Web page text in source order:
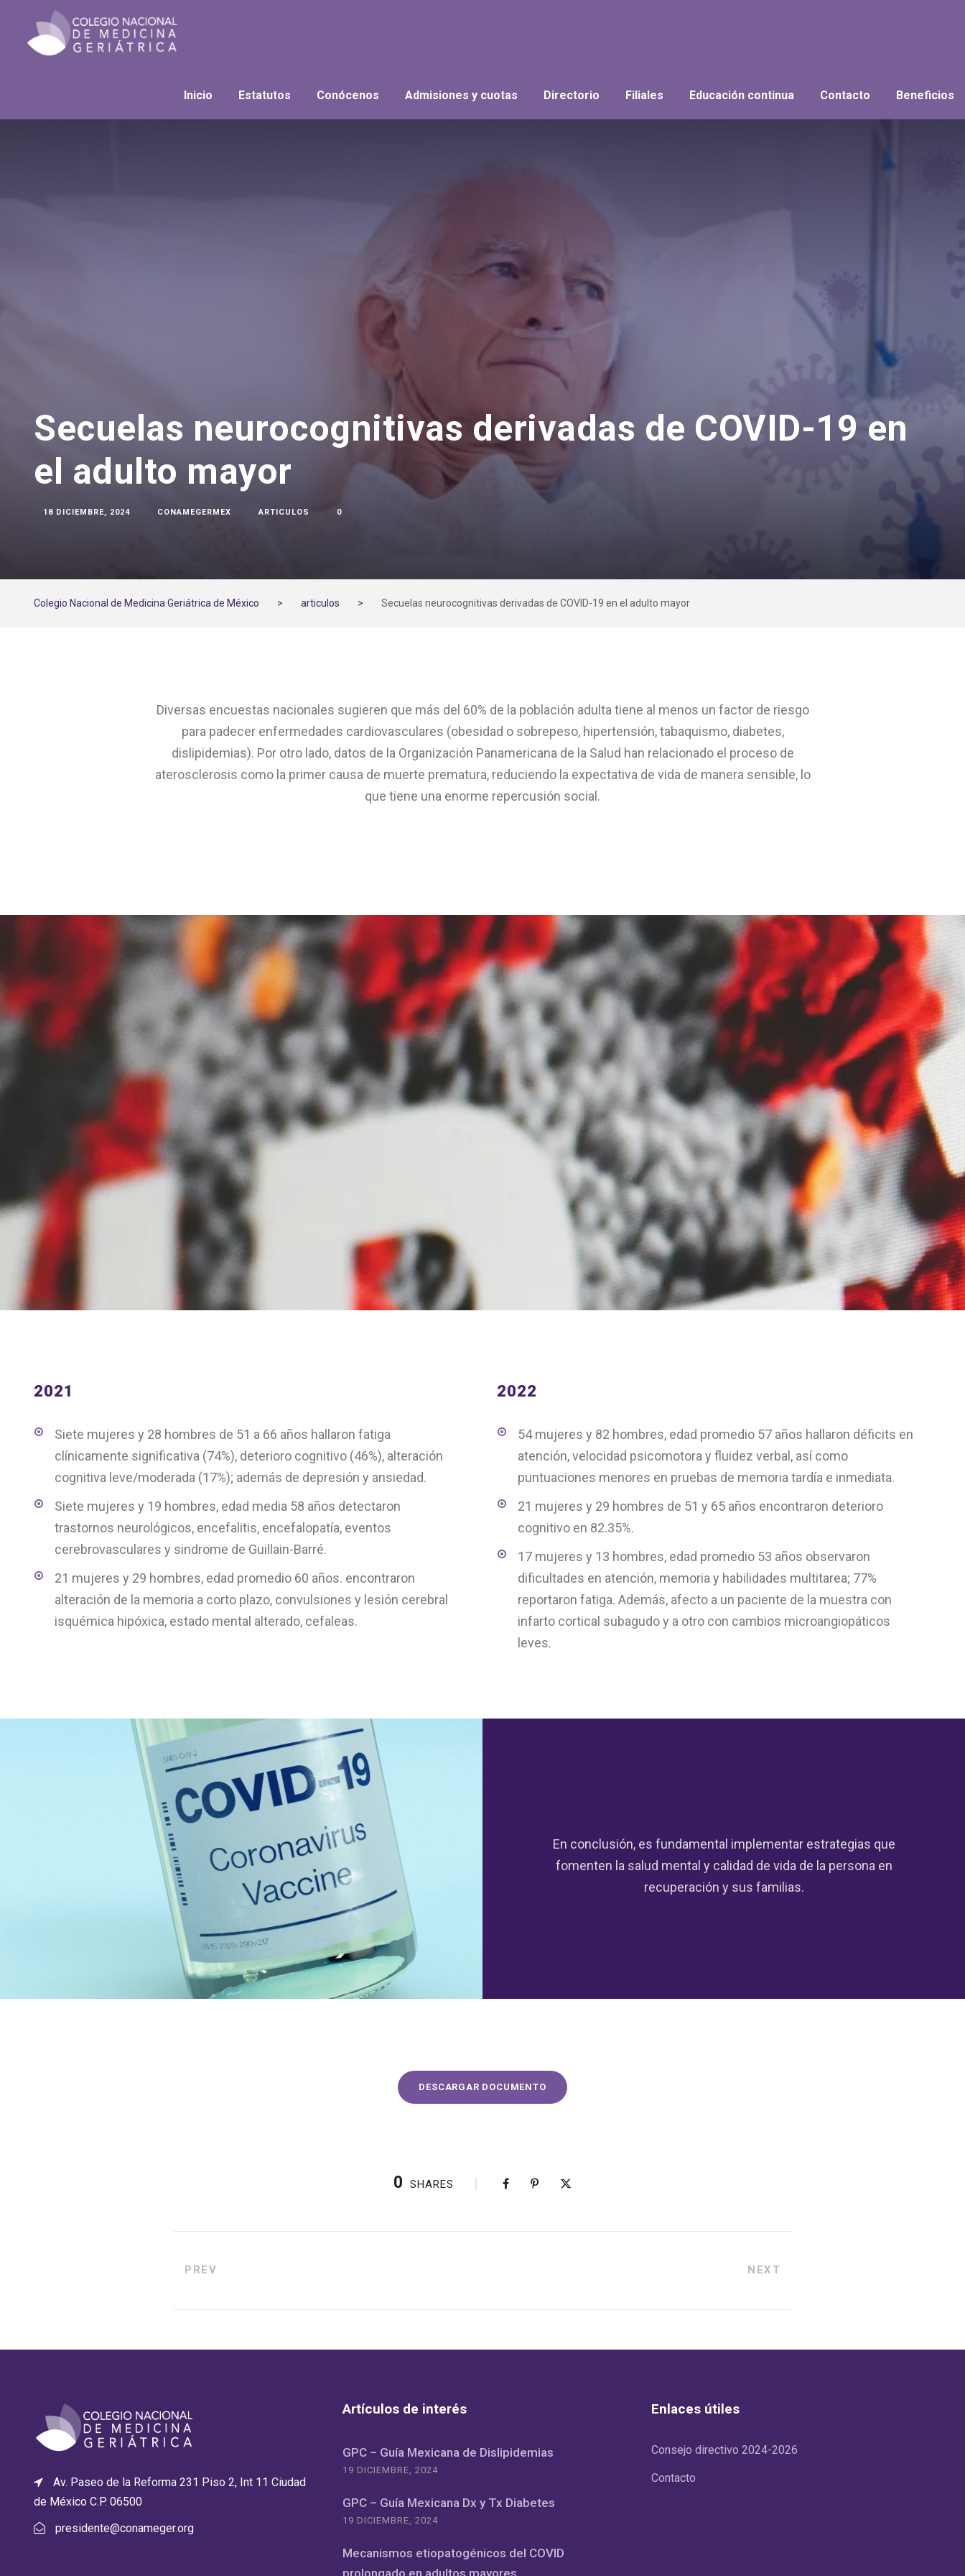
Inicio Estatutos Conócenos Admisiones y cuotas Directorio Filiales Educación continua Contacto Beneficios
Secuelas neurocognitivas derivadas de COVID-19 en
el adulto mayor
18 DICIEMBRE, 2024 CONAMEGERMEX ARTICULOS 0
Colegio Nacional de Medicina Geriátrica de México > articulos > Secuelas neurocognitivas derivadas de COVID-19 en el adulto mayor
Diversas encuestas nacionales sugieren que más del 60% de la población adulta tiene al menos un factor de riesgo
para padecer enfermedades cardiovasculares (obesidad o sobrepeso, hipertensión, tabaquismo, diabetes,
dislipidemias). Por otro lado, datos de la Organización Panamericana de la Salud han relacionado el proceso de
aterosclerosis como la primer causa de muerte prematura, reduciendo la expectativa de vida de manera sensible, lo
que tiene una enorme repercusión social.
2021
Siete mujeres y 28 hombres de 51 a 66 años hallaron fatiga
clínicamente significativa (74%), deterioro cognitivo (46%), alteración
cognitiva leve/moderada (17%); además de depresión y ansiedad.
Siete mujeres y 19 hombres, edad media 58 años detectaron
trastornos neurológicos, encefalitis, encefalopatía, eventos
cerebrovasculares y sindrome de Guillain-Barré.
21 mujeres y 29 hombres, edad promedio 60 años. encontraron
alteración de la memoria a corto plazo, convulsiones y lesión cerebral
isquémica hipóxica, estado mental alterado, cefaleas.
2022
54 mujeres y 82 hombres, edad promedio 57 años hallaron déficits en
atención, velocidad psicomotora y fluidez verbal, así como
puntuaciones menores en pruebas de memoria tardía e inmediata.
21 mujeres y 29 hombres de 51 y 65 años encontraron deterioro
cognitivo en 82.35%.
17 mujeres y 13 hombres, edad promedio 53 años observaron
dificultades en atención, memoria y habilidades multitarea; 77%
reportaron fatiga. Además, afecto a un paciente de la muestra con
infarto cortical subagudo y a otro con cambios microangiopáticos
leves.
En conclusión, es fundamental implementar estrategias que
fomenten la salud mental y calidad de vida de la persona en
recuperación y sus familias.
DESCARGAR DOCUMENTO
0 SHARES
PREV NEXT
Av. Paseo de la Reforma 231 Piso 2, Int 11 Ciudad
de México C.P. 06500
presidente@conameger.org
Artículos de interés
GPC – Guía Mexicana de Dislipidemias
19 DICIEMBRE, 2024
GPC – Guía Mexicana Dx y Tx Diabetes
19 DICIEMBRE, 2024
Mecanismos etiopatogénicos del COVID
Enlaces útiles
Consejo directivo 2024-2026
Contacto